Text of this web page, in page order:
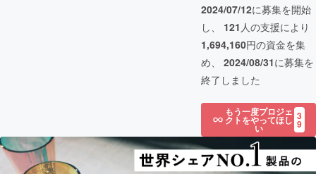
2024/07/12に募集を開始
し、 121 人の支援により
1,694,160円の資金を集
め、 2024/08/31に募集を
終了しました
もう一度プロジェ
クトをやってほし
い
3
9